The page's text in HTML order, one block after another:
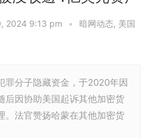
2024 9:13 pm • 暗网动态, 美国
罪分子隐藏资金，于2020年因
后因协助美国起诉其他加密货
。法官赞扬哈蒙在其他加密货